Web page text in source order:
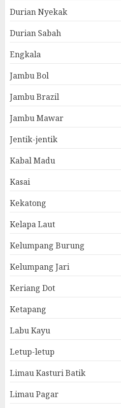
Durian Nyekak
Durian Sabah
Engkala
Jambu Bol
Jambu Brazil
Jambu Mawar
Jentik-jentik
Kabal Madu
Kasai
Kekatong
Kelapa Laut
Kelumpang Burung
Kelumpang Jari
Keriang Dot
Ketapang
Labu Kayu
Letup-letup
Limau Kasturi Batik
Limau Pagar